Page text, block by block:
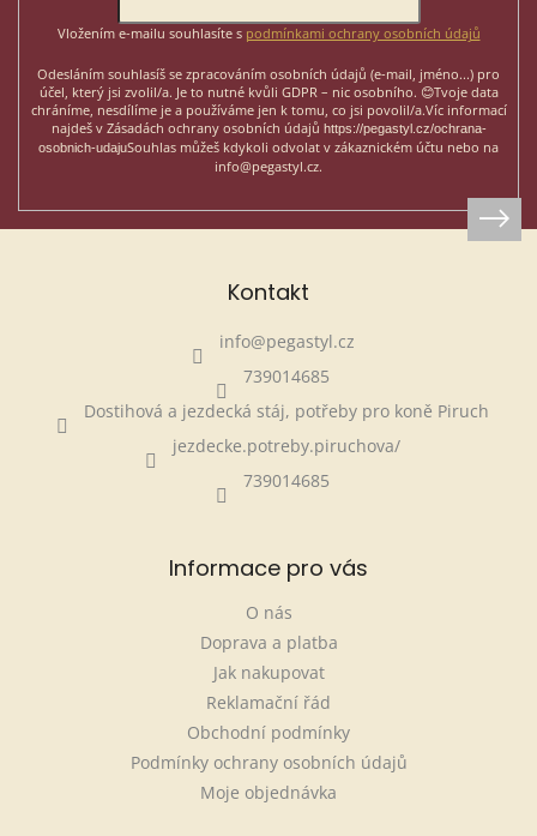
Vložením e-mailu souhlasíte s podmínkami ochrany osobních údajů
Odesláním souhlasíš se zpracováním osobních údajů (e-mail, jméno...) pro
účel, který jsi zvolil/a. Je to nutné kvůli GDPR – nic osobního. 😊Tvoje data
chráníme, nesdílíme je a používáme jen k tomu, co jsi povolil/a.Víc informací
najdeš v Zásadách ochrany osobních údajů https://pegastyl.cz/ochrana-
osobnich-udajuSouhlas můžeš kdykoli odvolat v zákaznickém účtu nebo na
info@pegastyl.cz.
Kontakt
info@pegastyl.cz
739014685
Dostihová a jezdecká stáj, potřeby pro koně Piruch
jezdecke.potreby.piruchova/
739014685
Informace pro vás
O nás
Doprava a platba
Jak nakupovat
Reklamační řád
Obchodní podmínky
Podmínky ochrany osobních údajů
Moje objednávka